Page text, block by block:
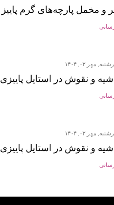
و مخمل پارچه‌های گرم پاییز
مهر ۰۲, ۱۴۰۴
و نقوش در استایل پاییزی
مهر ۰۲, ۱۴۰۴
و نقوش در استایل پاییزی